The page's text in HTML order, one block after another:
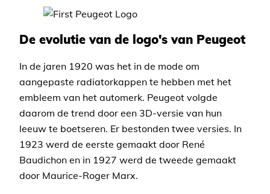
De evolutie van de logo's van Peugeot
In de jaren 1920 was het in de mode om
aangepaste radiatorkappen te hebben met het
embleem van het automerk. Peugeot volgde
daarom de trend door een 3D-versie van hun
leeuw te boetseren. Er bestonden twee versies. In
1923 werd de eerste gemaakt door René
Baudichon en in 1927 werd de tweede gemaakt
door Maurice-Roger Marx.